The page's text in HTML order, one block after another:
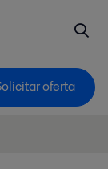
oferta